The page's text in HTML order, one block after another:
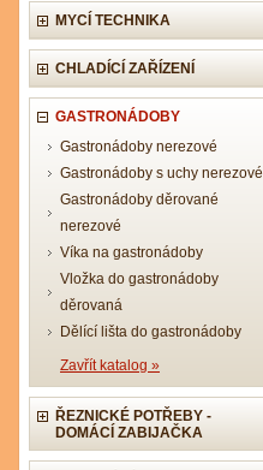
MYCÍ TECHNIKA
CHLADÍCÍ ZAŘÍZENÍ
GASTRONÁDOBY
Gastronádoby nerezové
Gastronádoby s uchy nerezové
Gastronádoby děrované
nerezové
Víka na gastronádoby
Vložka do gastronádoby
děrovaná
Dělící lišta do gastronádoby
Zavřít katalog »
ŘEZNICKÉ POTŘEBY -
DOMÁCÍ ZABIJAČKA